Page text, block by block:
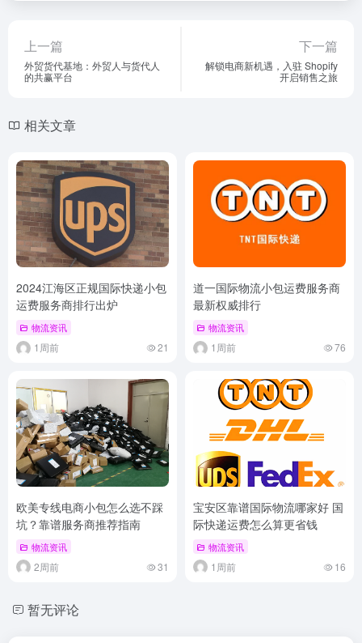
上一篇
外贸货代基地：外贸人与货代人
的共赢平台
下一篇
解锁电商新机遇，入驻 Shopify
开启销售之旅
相关文章
2024江海区正规国际快递小包
运费服务商排行出炉
物流资讯
1周前 21
道一国际物流小包运费服务商
最新权威排行
物流资讯
1周前 76
欧美专线电商小包怎么选不踩
坑？靠谱服务商推荐指南
物流资讯
2周前 31
宝安区靠谱国际物流哪家好 国
际快递运费怎么算更省钱
物流资讯
1周前 16
暂无评论